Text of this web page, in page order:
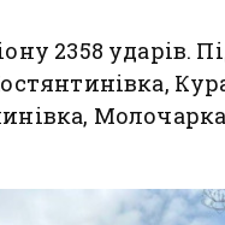
2358 ударів.